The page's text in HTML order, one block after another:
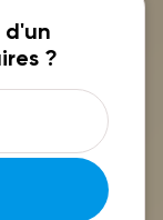
d'un
?